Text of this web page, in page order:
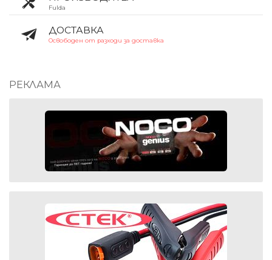
Fulda
ДОСТАВКА
Освободен от разходи за доставка
РЕКЛАМА